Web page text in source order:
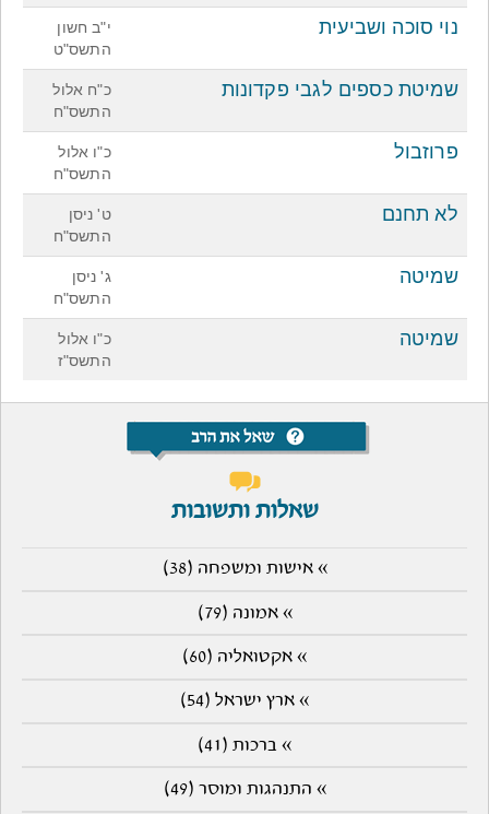
נוי סוכה ושביעית
י"ב חשון
התשס"ט
שמיטת כספים לגבי פקדונות
כ"ח אלול
התשס"ח
פרוזבול
כ"ו אלול
התשס"ח
לא תחנם
ט' ניסן
התשס"ח
שמיטה
ג' ניסן
התשס"ח
שמיטה
כ"ו אלול
התשס"ז
שאלות ותשובות
» אישות ומשפחה (38)
» אמונה (79)
» אקטואליה (60)
» ארץ ישראל (54)
» ברכות (41)
» התנהגות ומוסר (49)